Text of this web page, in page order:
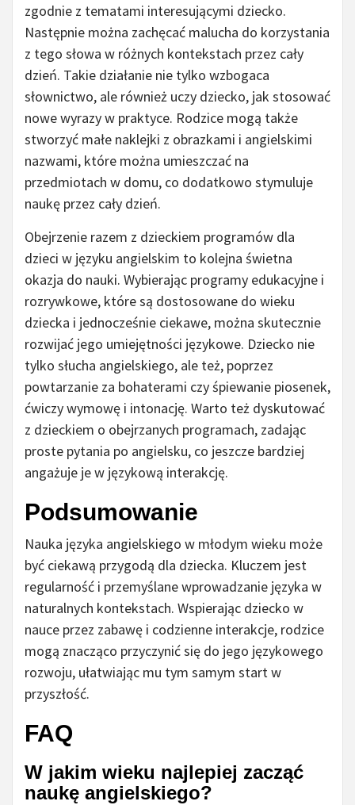
zgodnie z tematami interesującymi dziecko.
Następnie można zachęcać malucha do korzystania
z tego słowa w różnych kontekstach przez cały
dzień. Takie działanie nie tylko wzbogaca
słownictwo, ale również uczy dziecko, jak stosować
nowe wyrazy w praktyce. Rodzice mogą także
stworzyć małe naklejki z obrazkami i angielskimi
nazwami, które można umieszczać na
przedmiotach w domu, co dodatkowo stymuluje
naukę przez cały dzień.
Obejrzenie razem z dzieckiem programów dla
dzieci w języku angielskim to kolejna świetna
okazja do nauki. Wybierając programy edukacyjne i
rozrywkowe, które są dostosowane do wieku
dziecka i jednocześnie ciekawe, można skutecznie
rozwijać jego umiejętności językowe. Dziecko nie
tylko słucha angielskiego, ale też, poprzez
powtarzanie za bohaterami czy śpiewanie piosenek,
ćwiczy wymowę i intonację. Warto też dyskutować
z dzieckiem o obejrzanych programach, zadając
proste pytania po angielsku, co jeszcze bardziej
angażuje je w językową interakcję.
Podsumowanie
Nauka języka angielskiego w młodym wieku może
być ciekawą przygodą dla dziecka. Kluczem jest
regularność i przemyślane wprowadzanie języka w
naturalnych kontekstach. Wspierając dziecko w
nauce przez zabawę i codzienne interakcje, rodzice
mogą znacząco przyczynić się do jego językowego
rozwoju, ułatwiając mu tym samym start w
przyszłość.
FAQ
W jakim wieku najlepiej zacząć
naukę angielskiego?